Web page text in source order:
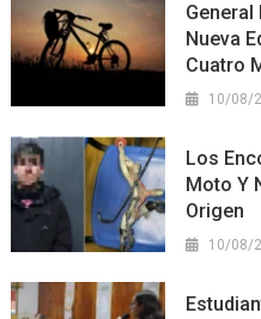
General
Nueva
Cuatro
10/08/
Los
Moto Y
Origen
10/08/